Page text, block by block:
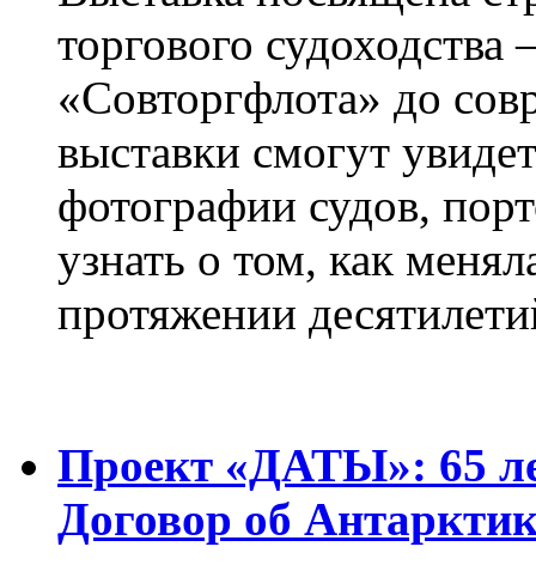
торгового
«Совторгфлота» до
выставки смогут
фотографии судов,
узнать о том, как
протяжении
Проект «ДАТЫ»: 65
Договор об